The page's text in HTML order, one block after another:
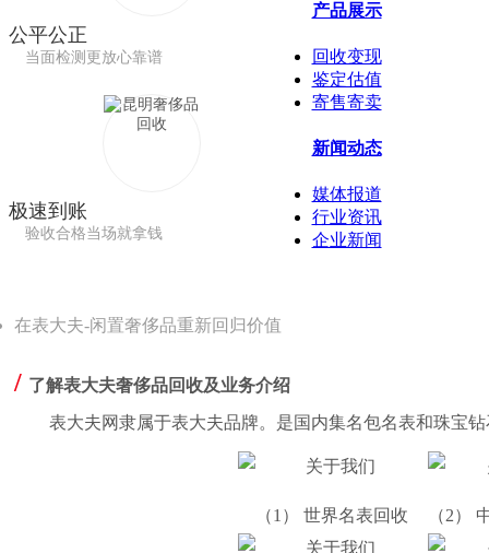
公平公正
当面检测更放心靠谱
极速到账
验收合格当场就拿钱
在表大夫-闲置奢侈品重新回归价值
/ 了解表大夫奢侈品回收及业务介绍
表大夫网隶属于表大夫品牌。是国内集名包名表和珠宝
（1） 世界名表回收 （2）
产品展示
回收变现
鉴定估值
寄售寄卖
新闻动态
媒体报道
行业资讯
企业新闻